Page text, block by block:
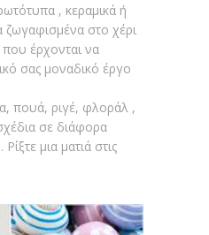
, κεραμικά ή
στο χέρι
έρχονται να
σας μοναδικό έργο
πουά, ριγέ, φλοράλ ,
σε διάφορα
μια ματιά στις